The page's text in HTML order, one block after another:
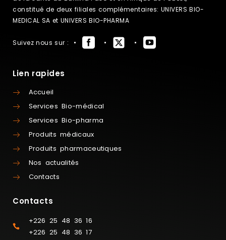
constitué de deux filiales complémentaires: UNIVERS BIO-
MEDICAL SA et UNIVERS BIO-PHARMA
Suivez nous sur :
Lien rapides
Accueil
Services Bio-médical
Services Bio-pharma
Produits médicaux
Produits pharmaceutiques
Nos actualités
Contacts
Contacts
+226 25 48 36 16
+226 25 48 36 17